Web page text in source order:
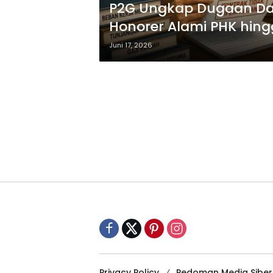
P2G Ungkap Dugaan
Honorer Alami PHK
Juni 17, 2026